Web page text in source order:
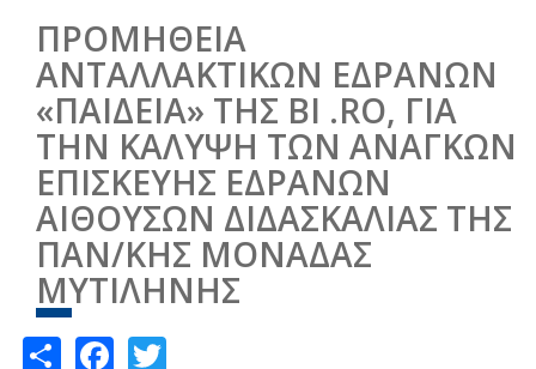
ΠΡΟΜΗΘΕΙΑ
ΑΝΤΑΛΛΑΚΤΙΚΩΝ ΕΔΡΑΝΩΝ
«ΠΑΙΔΕΙΑ» ΤΗΣ BI .RO, ΓΙΑ
ΤΗΝ ΚΑΛΥΨΗ ΤΩΝ ΑΝΑΓΚΩΝ
ΕΠΙΣΚΕΥΗΣ ΕΔΡΑΝΩΝ
ΑΙΘΟΥΣΩΝ ΔΙΔΑΣΚΑΛΙΑΣ ΤΗΣ
ΠΑΝ/ΚΗΣ ΜΟΝΑΔΑΣ
ΜΥΤΙΛΗΝΗΣ
ShareFacebook